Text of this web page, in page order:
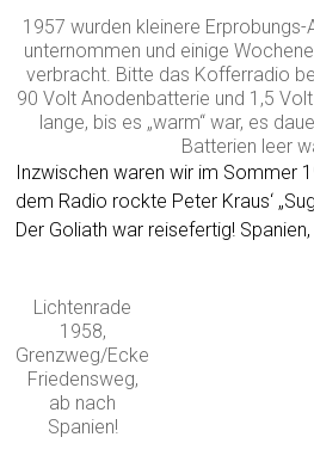
1957 wurden kleinere Erprobungs-
unternommen und einige
verbracht. Bitte das Kofferradio
90 Volt Anodenbatterie und 1,5
lange, bis es „warm“ war, es
Batterien leer
Inzwischen waren wir im Sommer
dem Radio rockte Peter Kraus‘
Der Goliath war reisefertig!
Lichtenrade
1958,
Grenzweg/Ecke
Friedensweg,
ab nach
Spanien!